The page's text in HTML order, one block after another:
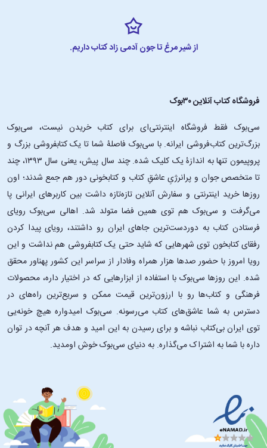
از شیر مرغ تا جون آدمی زاد کتاب داریم.
فروشگاه کتاب آنلاین ۳۰بوک
سی‌بوک فقط فروشگاه اینترنتی‌ای برای کتاب خریدن نیست، سی‌بوک
بزرگ‌ترین کتاب‌فروشی ایرانه. با سی‌بوک فاصلۀ شما تا یک کتابفروشی بزرگ و
پروپیمون تنها به اندازۀ یک کلیک شده. چند سال پیش، یعنی سال ۱۳۹۳، چند
تا متخصص جوان و پرانرژیِ عاشقِ کتاب و کتابخونی دور هم جمع شدند؛ اون‌
روزها خرید اینترنتی و سفارش آنلاین تازه‌تازه داشت بین کاربرهای ایرانی پا
می‌گرفت و سی‌بوک هم توی همین فضا متولد شد. اهالی سی‌بوک رویای
فرستادن کتاب به دوردست‌ترین جاهای ایران رو داشتند، رویای پیدا کردن
رفقای کتابخون توی شهرهایی که شاید حتی یک کتابفروشی هم نداشت و این
رویا امروز با حضور صدها هزار همراه وفادار از سراسر این کشور پهناور محقق
شده. این ‌روزها سی‌بوک با استفاده از ابزارهایی که در اختیار داره، محصولات
فرهنگی و کتاب‌ها رو با ارزون‌ترین قیمت ممکن و سریع‌ترین راه‌های در
دسترس به شما عاشق‌های کتاب می‌رسونه. سی‌بوک امیدواره هیچ خونه‌یی
توی ایران بی‌کتاب نباشه و برای رسیدن به این امید و هدف هر آنچه در توان
داره با شما به اشتراک می‌گذاره. به دنیای سی‌بوک خوش اومدید.